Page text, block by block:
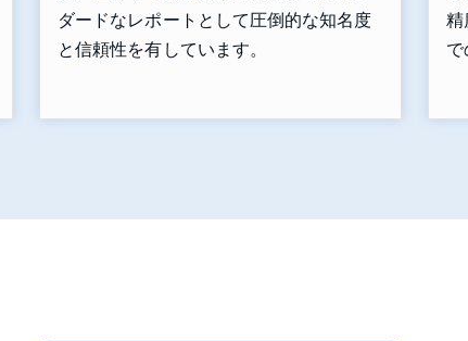
ダードなレポートとして圧倒的な知名度
と信頼性を有しています。
精
で